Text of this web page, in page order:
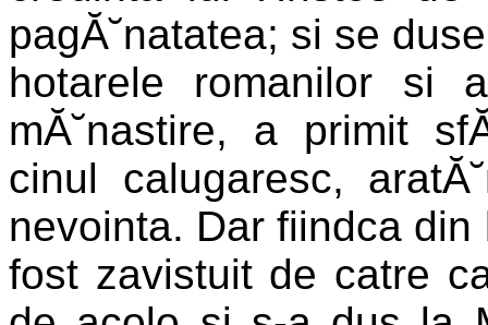
pagĂ˘natatea; si se
hotarele romanilor si
mĂ˘nastire, a primit
cinul calugaresc,
nevointa. Dar fiindca
fost zavistuit de catre